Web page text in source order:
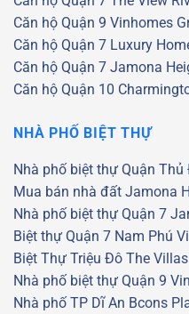
Căn hộ Quận 9 Vinhomes
Căn hộ Quận 7 Luxury
Căn hộ Quận 7 Jamona
Căn hộ Quận 10
NHÀ PHỐ BIỆT THỰ
Nhà phố biệt thự Quận
Mua bán nhà đất Jamona
Nhà phố biệt thự Quận 7
Biệt thự Quận 7 Nam Phú
Biệt Thự Triệu Đô The Villas
Nhà phố biệt thự Quận 9
Nhà phố TP Dĩ An Bcons